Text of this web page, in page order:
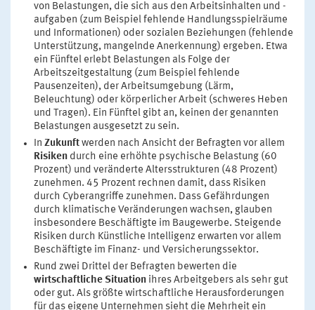
von Belastungen, die sich aus den Arbeitsinhalten und -
aufgaben (zum Beispiel fehlende Handlungsspielräume
und Informationen) oder sozialen Beziehungen (fehlende
Unterstützung, mangelnde Anerkennung) ergeben. Etwa
ein Fünftel erlebt Belastungen als Folge der
Arbeitszeitgestaltung (zum Beispiel fehlende
Pausenzeiten), der Arbeitsumgebung (Lärm,
Beleuchtung) oder körperlicher Arbeit (schweres Heben
und Tragen). Ein Fünftel gibt an, keinen der genannten
Belastungen ausgesetzt zu sein.
In Zukunft werden nach Ansicht der Befragten vor allem
Risiken durch eine erhöhte psychische Belastung (60
Prozent) und veränderte Altersstrukturen (48 Prozent)
zunehmen. 45 Prozent rechnen damit, dass Risiken
durch Cyberangriffe zunehmen. Dass Gefährdungen
durch klimatische Veränderungen wachsen, glauben
insbesondere Beschäftigte im Baugewerbe. Steigende
Risiken durch Künstliche Intelligenz erwarten vor allem
Beschäftigte im Finanz- und Versicherungssektor.
Rund zwei Drittel der Befragten bewerten die
wirtschaftliche Situation ihres Arbeitgebers als sehr gut
oder gut. Als größte wirtschaftliche Herausforderungen
für das eigene Unternehmen sieht die Mehrheit ein